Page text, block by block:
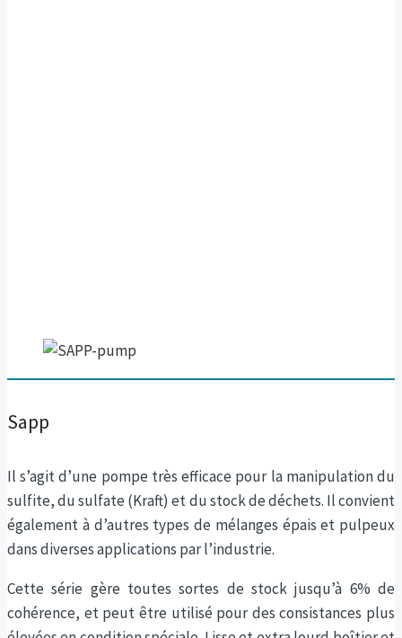
Sapp
Il s’agit d’une pompe très efficace pour la manipulation du
sulfite, du sulfate (Kraft) et du stock de déchets. Il convient
également à d’autres types de mélanges épais et pulpeux
dans diverses applications par l’industrie.
Cette série gère toutes sortes de stock jusqu’à 6% de
cohérence, et peut être utilisé pour des consistances plus